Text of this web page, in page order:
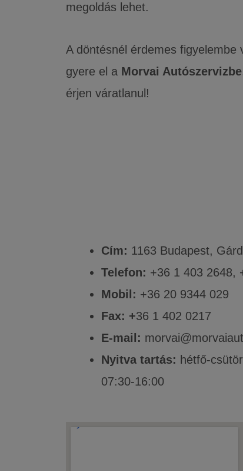
megoldás lehet.
A döntésnél érdemes
gyere el a Morvai Autószervizbe
érjen váratlanul!
Cím: 1163 Budapest,
Telefon: +36 1 403 2648,
Mobil: +36 20 9344 029
Fax: +36 1 402 0217
E-mail:
Nyitva tartás: hétfő-
07:30-16:00